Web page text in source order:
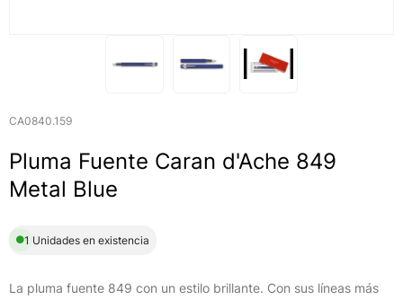
CA0840.159
Pluma Fuente Caran d'Ache 849
Metal Blue
1 Unidades en existencia
La pluma fuente 849 con un estilo brillante. Con sus líneas más